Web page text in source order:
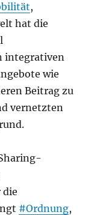
,
hat die
integrativen
wie
Beitrag zu
vernetzten
die
#Ordnung,